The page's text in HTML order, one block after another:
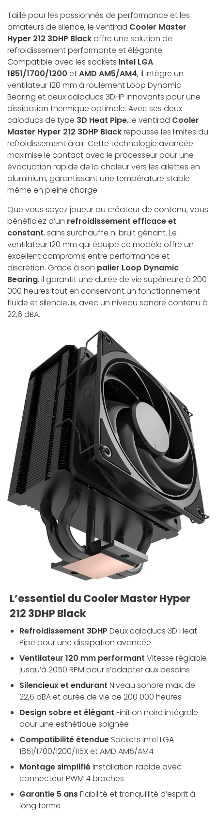
Taillé pour les passionnés de performance et les
amateurs de silence, le ventirad Cooler Master
Hyper 212 3DHP Blackoffre une solution de
refroidissement performante et élégante.
Compatible avec les sockets Intel LGA
1851/1700/1200 etAMD AM5/AM4, il intègre un
ventilateur 120 mm à roulement Loop Dynamic
Bearing et deux caloducs 3DHP innovants pour une
dissipation thermique optimale. Avec ses deux
caloducs de type 3D Heat Pipe, le ventirad Cooler
Master Hyper 212 3DHP Blackrepousse les limites du
refroidissement à air. Cette technologie avancée
maximise le contact avec le processeur pour une
évacuation rapide de la chaleur vers les ailettes en
aluminium, garantissant une température stable
même en pleine charge.
Que vous soyez joueur ou créateur de contenu, vous
bénéficiez d’un refroidissement efficace et
constant, sans surchauffe ni bruit gênant. Le
ventilateur 120 mm qui équipe ce modèle offre un
excellent compromis entre performance et
discrétion. Grâce à son palier Loop Dynamic
Bearing, il garantit une durée de vie supérieure à 200
000 heures tout en conservant un fonctionnement
fluide et silencieux, avec un niveau sonore contenu à
22,6 dBA.
L’essentiel du Cooler Master Hyper
212 3DHP Black
Refroidissement 3DHP Deux caloducs 3D Heat
Pipe pour une dissipation avancée
Ventilateur 120 mm performant Vitesse réglable
jusqu’à 2050 RPM pour s’adapter aux besoins
Silencieux et endurant Niveau sonore max. de
22,6 dBA et durée de vie de 200 000 heures
Design sobre et élégant Finition noire intégrale
pour une esthétique soignée
Compatibilité étendue Sockets Intel LGA
1851/1700/1200/115X et AMD AM5/AM4
Montage simplifiéInstallation rapide avec
connecteur PWM 4 broches
Garantie 5 ansFiabilité et tranquillité d’esprit à
long terme